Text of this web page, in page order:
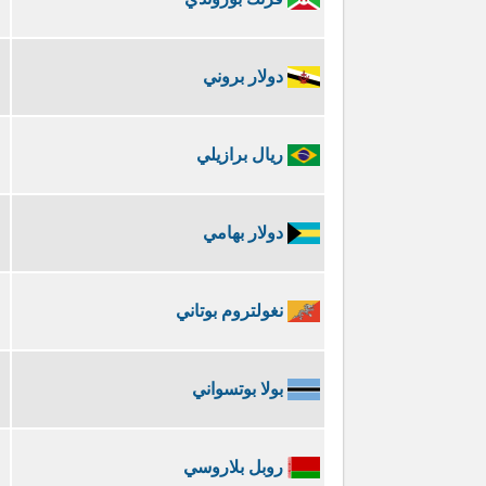
دولار بروني
ريال برازيلي
دولار بهامي
نغولتروم بوتاني
بولا بوتسواني
روبل بلاروسي